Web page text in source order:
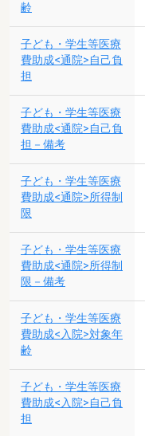
齢
子ども・学生等医療
費助成<通院>自己負
担
子ども・学生等医療
費助成<通院>自己負
担－備考
子ども・学生等医療
費助成<通院>所得制
限
子ども・学生等医療
費助成<通院>所得制
限－備考
子ども・学生等医療
費助成<入院>対象年
齢
子ども・学生等医療
費助成<入院>自己負
担